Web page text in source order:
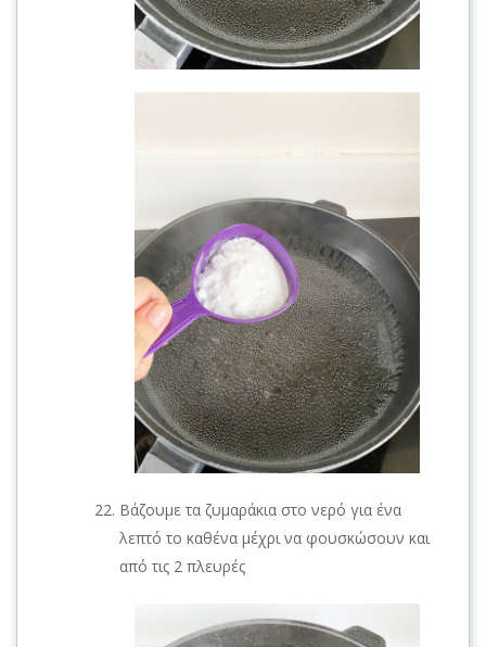
Βάζουμε τα ζυμαράκια στο νερό για ένα
λεπτό το καθένα μέχρι να φουσκώσουν και
από τις 2 πλευρές